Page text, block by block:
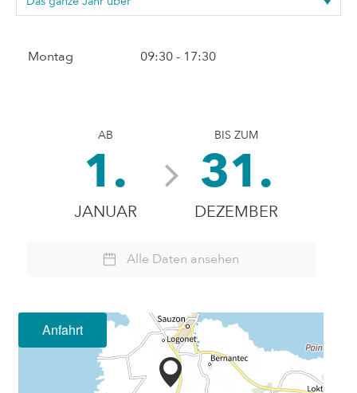
Montag 09:30 - 17:30
AB
1.
JANUAR
BIS ZUM
31.
DEZEMBER
Alle Daten ansehen
Anfahrt